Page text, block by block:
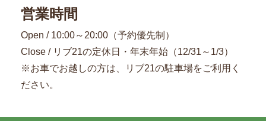
営業時間
Open / 10:00～20:00（予約優先制）
Close / リブ21の定休日・年末年始（12/31～1/3）
※お車でお越しの方は、リブ21の駐車場をご利用く
ださい。